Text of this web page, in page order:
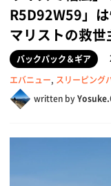
R5D92W59」
マリストの救世
バックパック＆ギア
エバニュー, スリーピング
written by